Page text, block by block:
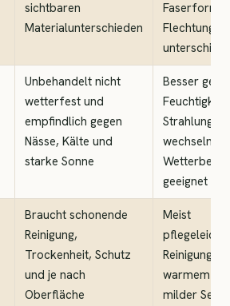
sichtbaren
Materialunterschieden
Faserform
Flechtung
Unbehandelt nicht
wetterfest und
empfindlich gegen
Nässe, Kälte und
starke Sonne
Besser
Strahlung
wechselnde
geeignet
Braucht schonende
Reinigung,
Trockenheit, Schutz
und je nach
Oberfläche
Meist
Reinigung
warmem
milder